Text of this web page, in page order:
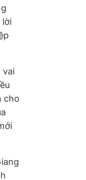
lời
vai
cho